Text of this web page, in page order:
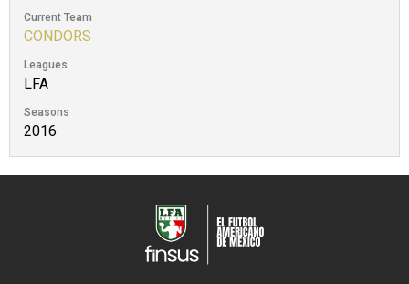
Current Team
CONDORS
Leagues
LFA
Seasons
2016